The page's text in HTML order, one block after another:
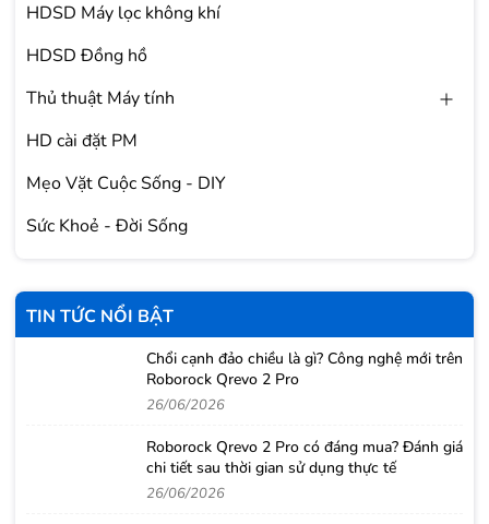
HDSD Máy lọc không khí
HDSD Đồng hồ
Thủ thuật Máy tính
HD cài đặt PM
Mẹo Vặt Cuộc Sống - DIY
Sức Khoẻ - Đời Sống
TIN TỨC NỔI BẬT
Chổi cạnh đảo chiều là gì? Công nghệ mới trên
Roborock Qrevo 2 Pro
26/06/2026
Roborock Qrevo 2 Pro có đáng mua? Đánh giá
chi tiết sau thời gian sử dụng thực tế
26/06/2026